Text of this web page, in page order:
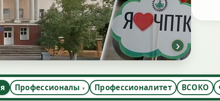
›
Профессионалы Профессионалитет ВСОКО